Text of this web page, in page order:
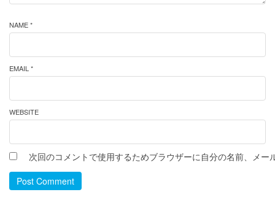
NAME *
EMAIL *
WEBSITE
次回のコメントで使用するためブラウザーに自分の名前、メー
Post Comment